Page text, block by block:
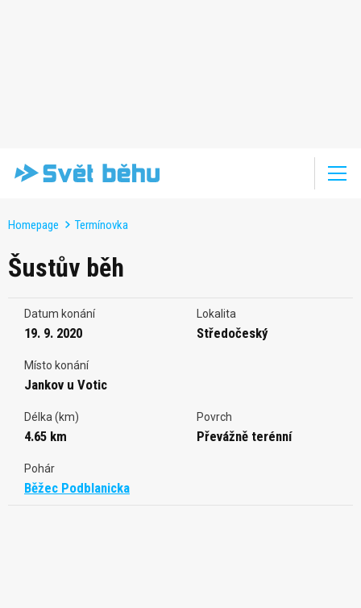
Homepage Termínovka
Šustův běh
Datum konání
19. 9. 2020
Lokalita
Středočeský
Místo konání
Jankov u Votic
Délka (km)
4.65 km
Povrch
Převážně terénní
Pohár
Běžec Podblanicka